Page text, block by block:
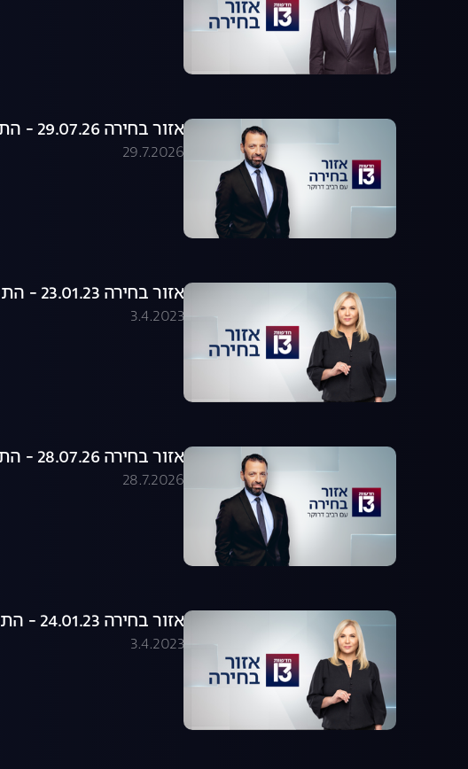
אזור בחירה 29.07.26 - התכנית המלאה
29.7.2026
אזור בחירה 23.01.23 - התכנית המלאה
3.4.2023
אזור בחירה 28.07.26 - התכנית המלאה
28.7.2026
אזור בחירה 24.01.23 - התכנית המלאה
3.4.2023